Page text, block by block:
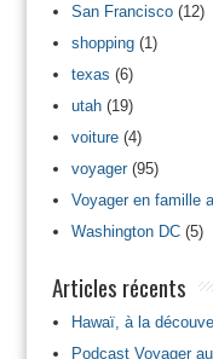
San Francisco(12)
shopping(1)
texas (6)
utah(19)
voiture(4)
voyager(95)
Voyager en famille
Washington DC(5)
Articles récents
Hawaï, à la
Podcast Voyager